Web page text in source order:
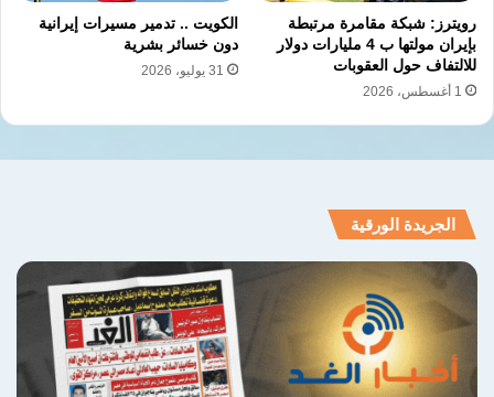
رويترز: شبكة مقامرة مرتبطة
بإيران مولتها ب 4 مليارات دولار
للالتفاف حول العقوبات
1 أغسطس، 2026
الكويت .. تدمير مسيرات إيرانية
دون خسائر بشرية
31 يوليو، 2026
الجريدة الورقية